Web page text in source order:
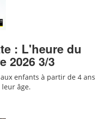
: L'heure du
2026 3/3
enfants à partir de 4 ans
leur âge.